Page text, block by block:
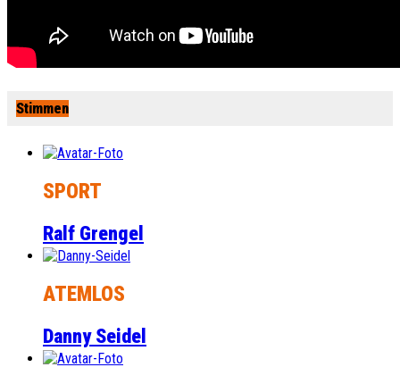
Stimmen
SPORT
Ralf Grengel
ATEMLOS
Danny Seidel